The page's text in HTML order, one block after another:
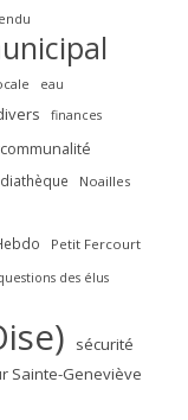
eau
finances
Noailles
Petit Fercourt
des élus
sécurité
Sainte-Geneviève